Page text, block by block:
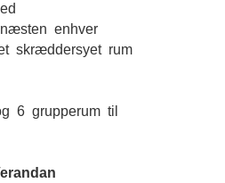
enhver
skræddersyet rum
6 grupperum til